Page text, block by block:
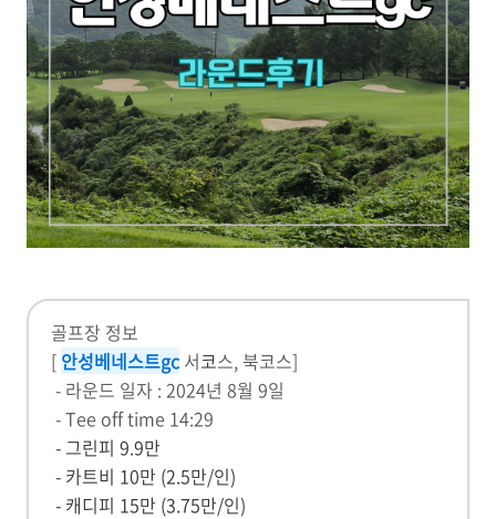
골프장 정보
[ 안성베네스트gc서코스, 북코스]
- 라운드 일자 : 2024년 8월 9일
- Tee off time 14:29
- 그린피 9.9만
- 카트비 10만 (2.5만/인)
- 캐디피 15만 (3.75만/인)